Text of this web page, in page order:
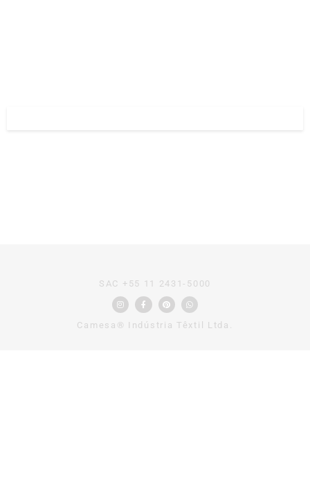
SAC +55 11 2431-5000
Camesa® Indústria Têxtil Ltda.